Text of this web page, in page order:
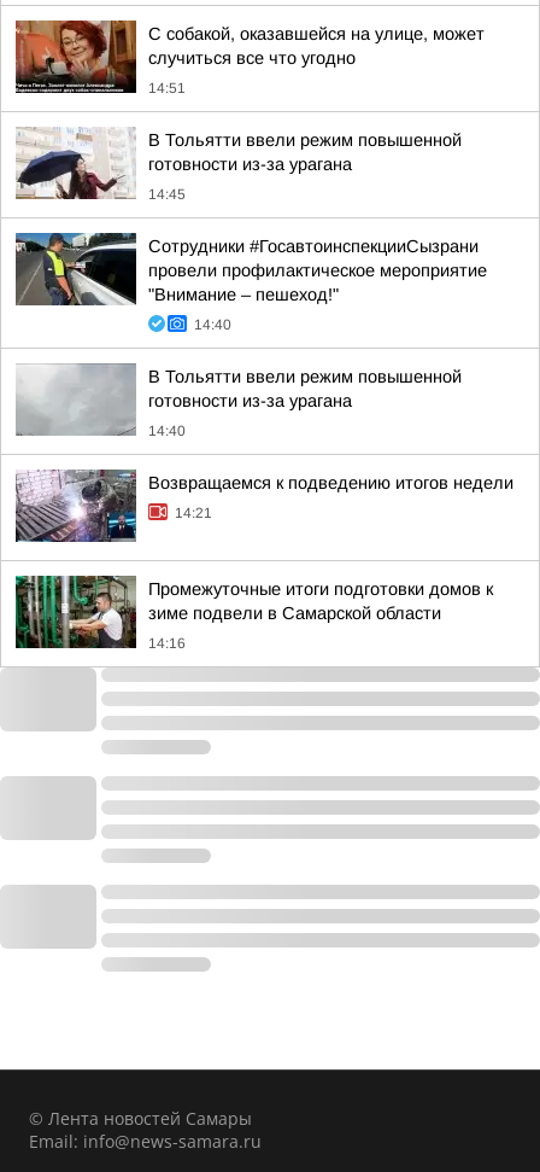
С собакой, оказавшейся на улице, может
случиться все что угодно
14:51
В Тольятти ввели режим повышенной
готовности из-за урагана
14:45
Сотрудники #ГосавтоинспекцииСызрани
провели профилактическое мероприятие
"Внимание – пешеход!"
14:40
В Тольятти ввели режим повышенной
готовности из-за урагана
14:40
Возвращаемся к подведению итогов недели
14:21
Промежуточные итоги подготовки домов к
зиме подвели в Самарской области
14:16
© Лента новостей Самары
Email: info@news-samara.ru